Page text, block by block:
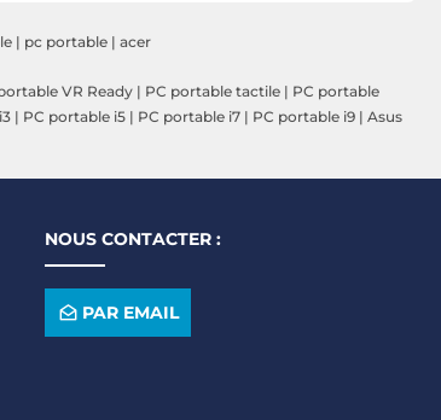
| pc portable | acer
VR Ready | PC portable tactile | PC portable
| PC portable i5 | PC portable i7 | PC portable i9 | Asus
NOUS CONTACTER :
PAR EMAIL